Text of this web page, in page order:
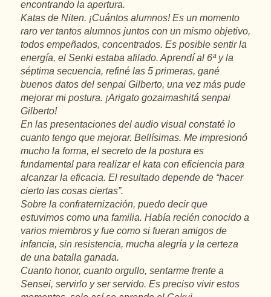
encontrando la apertura.
Katas de Niten. ¡Cuántos alumnos! Es un momento
raro ver tantos alumnos juntos con un mismo objetivo,
todos empeñados, concentrados. Es posible sentir la
energía, el Senki estaba afilado. Aprendí al 6ª y la
séptima secuencia, refiné las 5 primeras, gané
buenos datos del senpai Gilberto, una vez más pude
mejorar mi postura. ¡Arigato gozaimashitá senpai
Gilberto!
En las presentaciones del audio visual constaté lo
cuanto tengo que mejorar. Bellísimas. Me impresionó
mucho la forma, el secreto de la postura es
fundamental para realizar el kata con eficiencia para
alcanzar la eficacia. El resultado depende de “hacer
cierto las cosas ciertas”.
Sobre la confraternización, puedo decir que
estuvimos como una familia. Había recién conocido a
varios miembros y fue como si fueran amigos de
infancia, sin resistencia, mucha alegría y la certeza
de una batalla ganada.
Cuanto honor, cuanto orgullo, sentarme frente a
Sensei, servirlo y ser servido. Es preciso vivir estos